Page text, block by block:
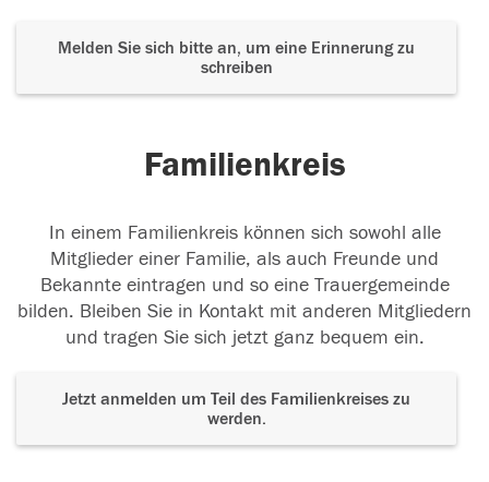
Melden Sie sich bitte an, um eine Erinnerung zu
schreiben
Familienkreis
In einem Familienkreis können sich sowohl alle
Mitglieder einer Familie, als auch Freunde und
Bekannte eintragen und so eine Trauergemeinde
bilden. Bleiben Sie in Kontakt mit anderen Mitgliedern
und tragen Sie sich jetzt ganz bequem ein.
Jetzt anmelden um Teil des Familienkreises zu
werden.